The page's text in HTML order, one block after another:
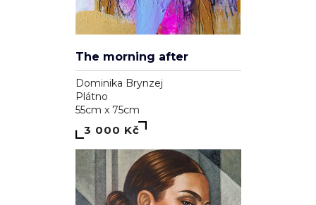
The morning after
Dominika Brynzej
Plátno
55cm x 75cm
3 000 Kč